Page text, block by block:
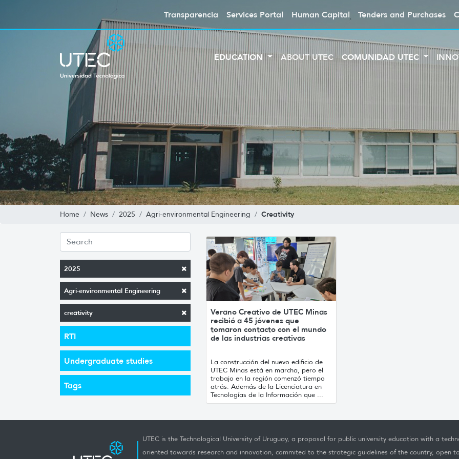
Transparencia Services Portal Human Capital Tenders and Purchases
EDUCATION ABOUT UTEC COMUNIDAD UTEC
Home News 2025 Agri-environmental Engineering Creativity
2025
Agri-environmental Engineering
creativity
RTI
Undergraduate studies
Tags
Verano Creativo de UTEC Minas
recibió a 45 jóvenes que
tomaron contacto con el mundo
de las industrias creativas
La construcción del nuevo edificio de
UTEC Minas está en marcha, pero el
trabajo en la región comenzó tiempo
atrás. Además de la Licenciatura en
Tecnologías de la Información que ...
UTEC is the Technological University of Uruguay, a proposal for public university education with a
oriented towards research and innovation, commited to the strategic guidelines of the country, open